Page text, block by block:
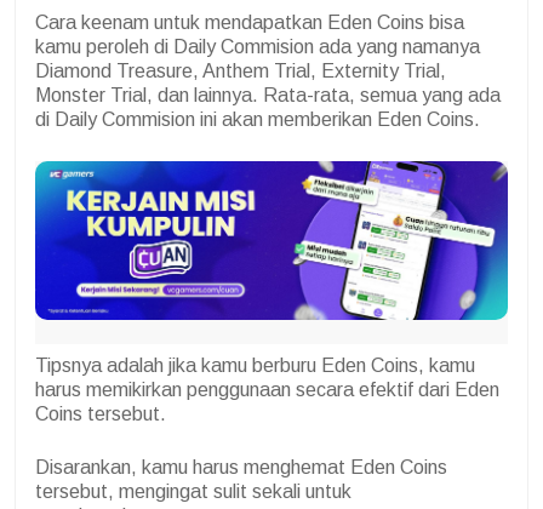
Cara keenam untuk mendapatkan Eden Coins bisa
kamu peroleh di Daily Commision ada yang namanya
Diamond Treasure, Anthem Trial, Externity Trial,
Monster Trial, dan lainnya. Rata-rata, semua yang ada
di Daily Commision ini akan memberikan Eden Coins.
Tipsnya adalah jika kamu berburu Eden Coins, kamu
harus memikirkan penggunaan secara efektif dari Eden
Coins tersebut.
Disarankan, kamu harus menghemat Eden Coins
tersebut, mengingat sulit sekali untuk